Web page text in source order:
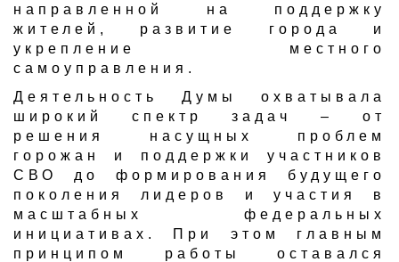
направленной на поддержку
жителей, развитие города и
укрепление местного
самоуправления.
Деятельность Думы охватывала
широкий спектр задач – от
решения насущных проблем
горожан и поддержки участников
СВО до формирования будущего
поколения лидеров и участия в
масштабных федеральных
инициативах. При этом главным
принципом работы оставался